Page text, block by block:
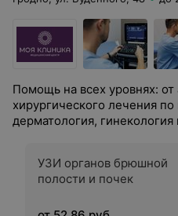
Помощь на всех уровнях: от
хирургического лечения
дерматология, гинекология
УЗИ органов брюшной
полости и почек